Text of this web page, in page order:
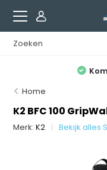
Home
K2 BFC 100
Merk:K2 Bekijk alles